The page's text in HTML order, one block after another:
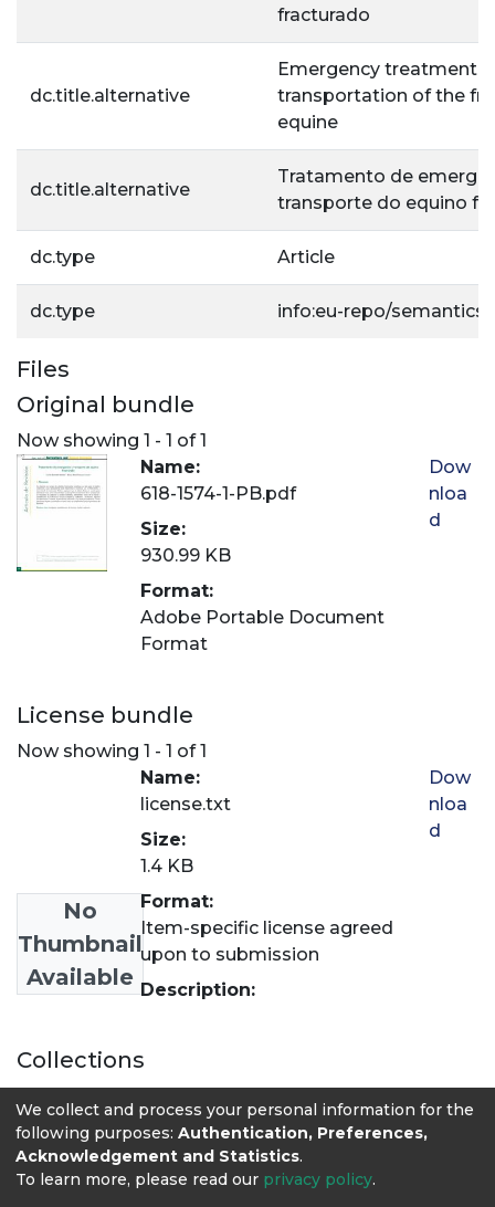
fracturado
dc.title.alternative
Emergency treatment
transportation of the
equine
dc.title.alternative
Tratamento de
transporte do equino
dc.type Article
dc.type info:eu-repo/
Files
Original bundle
Now showing 1 - 1 of 1
Name:
618-1574-1-PB.pdf
Size:
930.99 KB
Format:
Adobe Portable Document
Format
Dow
nloa
d
License bundle
Now showing 1 - 1 of 1
No
Thumbnail
Available
Name:
license.txt
Size:
1.4 KB
Format:
Item-specific license agreed
upon to submission
Description:
Dow
nloa
d
Collections
Journal of Agriculture and Animal Sciences
We collect and process your personal information for the
following purposes: Authentication, Preferences,
Acknowledgement and Statistics.
To learn more, please read our privacy policy.